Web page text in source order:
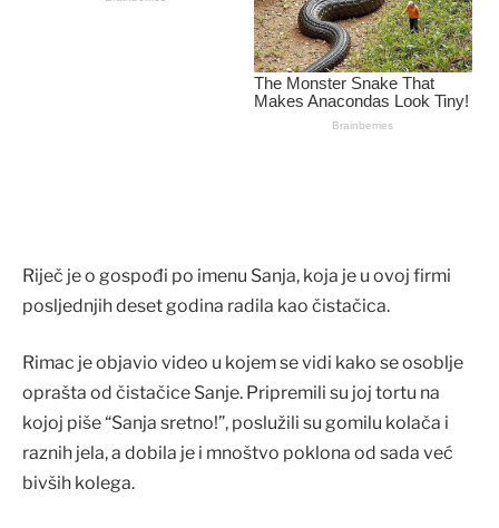
Riječ je o gospođi po imenu Sanja, koja je u ovoj firmi
posljednjih deset godina radila kao čistačica.
Rimac je objavio video u kojem se vidi kako se osoblje
oprašta od čistačice Sanje. Pripremili su joj tortu na
kojoj piše “Sanja sretno!”, poslužili su gomilu kolača i
raznih jela, a dobila je i mnoštvo poklona od sada već
bivših kolega.